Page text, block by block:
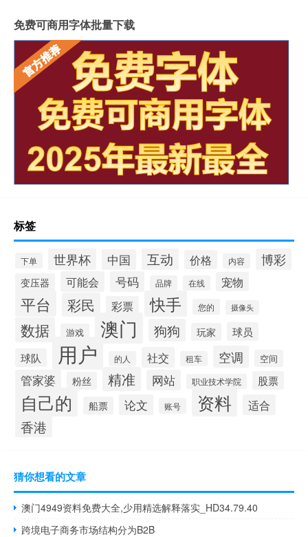
免费可商用字体批量下载
标签
下单 世界杯 中国 互动 价格 内容 博彩
变压器 可能会 号码 品牌 在线 宠物
平台 彩民 彩票 快手 您的 摄像头
数据 游戏 澳门 狗狗 玩家
球员
球队
用户 的人 社交 租车 空调 空间
管家婆 粉丝 精准 网站 职业技术学院 股票
自己的 船票 论文 账号 资料 适合
香港
猜你想看的文章
澳门4949资料免费大全,少用精选解释落实_HD34.79.40
跨境电子商务市场结构分为B2B